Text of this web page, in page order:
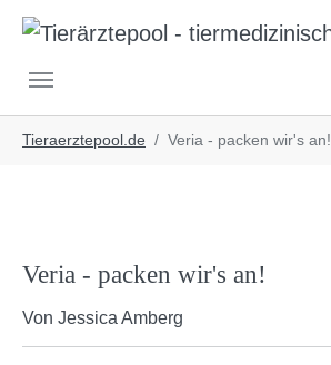
Tieraerztepool.de
Veria - packen wir's an!
Veria - packen wir's an!
Von Jessica Amberg